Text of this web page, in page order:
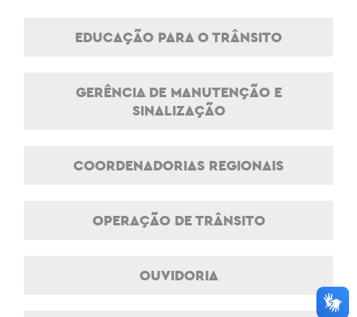
EDUCAÇÃO PARA O TRÂNSITO
GERÊNCIA DE MANUTENÇÃO E
SINALIZAÇÃO
COORDENADORIAS REGIONAIS
OPERAÇÃO DE TRÂNSITO
OUVIDORIA